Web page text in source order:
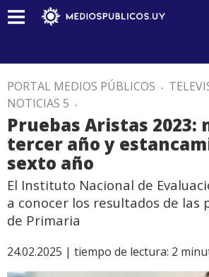
PORTAL MEDIOS PÚBLICOS .
NOTICIAS 5 .
Pruebas Aristas 2023:
tercer año y
sexto año
El Instituto Nacional de
a conocer los resultados de las
de Primaria
24.02.2025 | tiempo de lectura: 2